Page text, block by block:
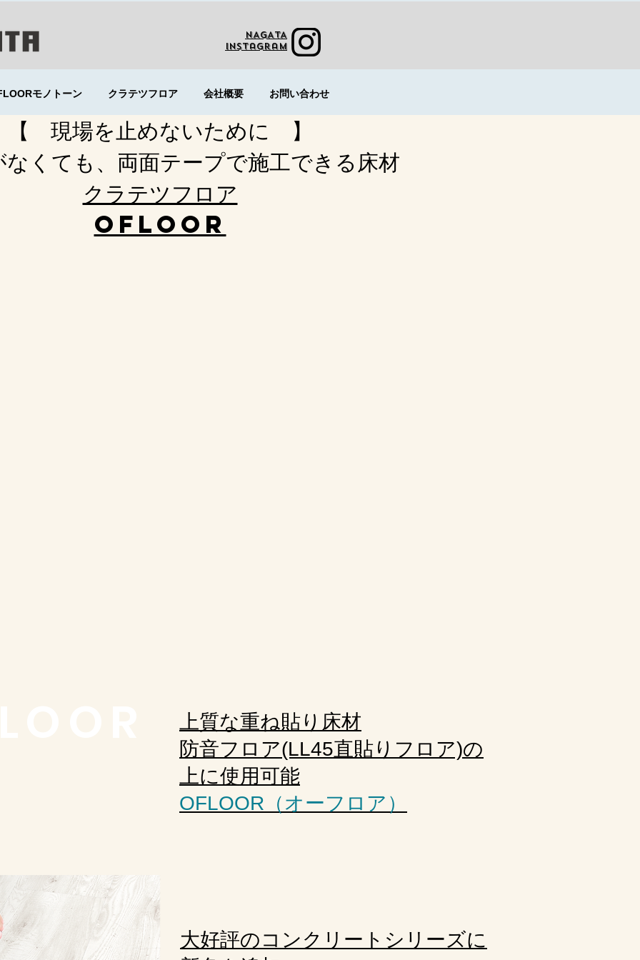
NAGATA
Instagram
モノトーン クラテツフロア 会社概要 お問い合わせ
【 現場を止めないために 】
くても、両面テープで施工できる床材
​クラテツフロア
OFLOOR
上質な重ね貼り床材
防音フロア(LL45直貼りフロア)の
上に使用可能
OFLOOR（オーフロア）
大好評のコンクリートシリーズに